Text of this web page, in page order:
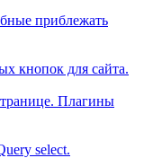
приблежать
кнопок для сайта.
Плагины
select.